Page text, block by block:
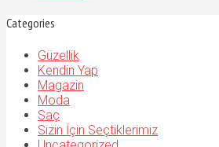
Categories
Güzellik
Kendin Yap
Magazin
Moda
Saç
Sizin İçin Seçtiklerimiz